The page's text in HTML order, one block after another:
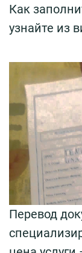
Как
узнайте из
Перевод